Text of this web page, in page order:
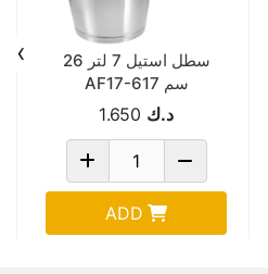
سطل استيل 7 لتر 26
سم AF17-617
د.ك 1.650
ADD
›